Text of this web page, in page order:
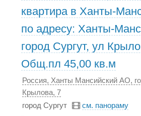
квартира в Ханты-
по адресу: Ханты-
город Сургут, ул
Общ.пл 45,00 кв.м
Россия, Ханты Мансийский АО,
Крылова, 7
город Сургут
см. панораму